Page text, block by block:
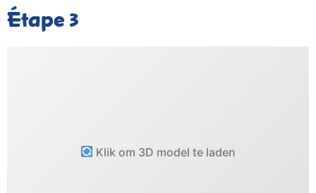
Étape3
Klik om 3D model te laden